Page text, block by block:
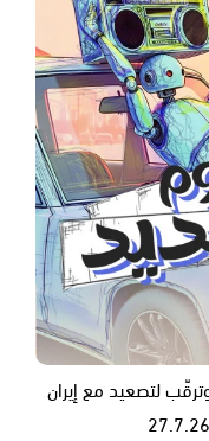
لتصعيد مع إيران